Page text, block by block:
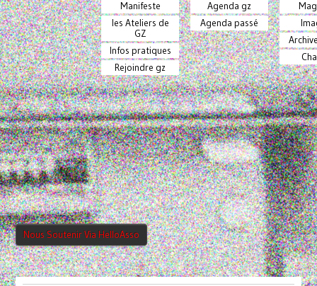
Manifeste
les Ateliers de
GZ
Infos pratiques
Rejoindre gz
Agenda gz
Agenda passé
Nous Soutenir Via HelloAsso